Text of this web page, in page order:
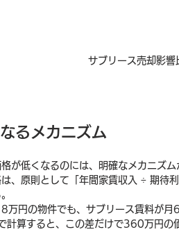
サブリース売却影響
るメカニズム
低くなるのには、明確なメカニズム
原則として「年間家賃収入 ÷ 期待
円の物件でも、サブリース賃料が月
計算すると、この差だけで360万円の